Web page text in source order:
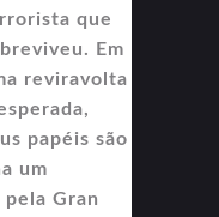
que
Em
reviravolta
papéis são
um
pela Gran